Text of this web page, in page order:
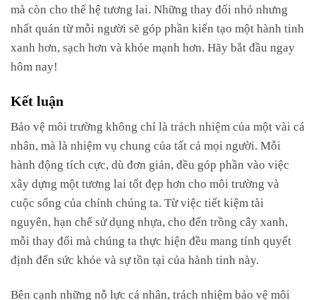
mà còn cho thế hệ tương lai. Những thay đổi nhỏ nhưng
nhất quán từ mỗi người sẽ góp phần kiến tạo một hành tinh
xanh hơn, sạch hơn và khỏe mạnh hơn. Hãy bắt đầu ngay
hôm nay!
Kết luận
Bảo vệ môi trường không chỉ là trách nhiệm của một vài cá
nhân, mà là nhiệm vụ chung của tất cả mọi người. Mỗi
hành động tích cực, dù đơn giản, đều góp phần vào việc
xây dựng một tương lai tốt đẹp hơn cho môi trường và
cuộc sống của chính chúng ta. Từ việc tiết kiệm tài
nguyên, hạn chế sử dụng nhựa, cho đến trồng cây xanh,
mỗi thay đổi mà chúng ta thực hiện đều mang tính quyết
định đến sức khỏe và sự tồn tại của hành tinh này.
Bên cạnh những nỗ lực cá nhân, trách nhiệm bảo vệ môi